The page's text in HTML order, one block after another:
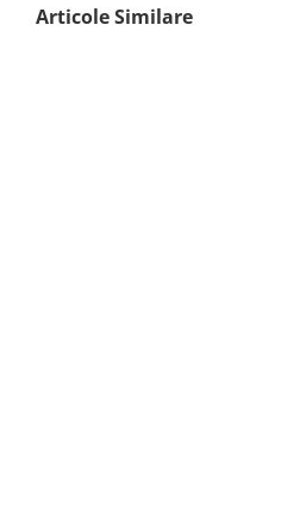
Articole Similare